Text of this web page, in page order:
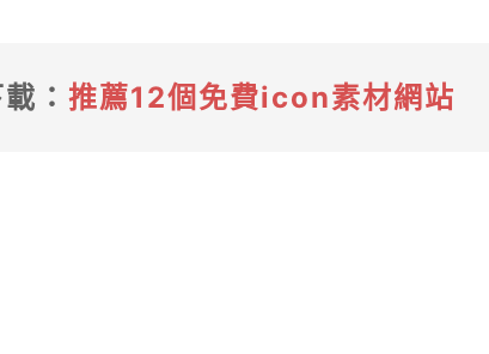
： 推薦12個免費icon素材網站